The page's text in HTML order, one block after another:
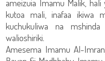
ameizuia Imamu Malik,
kutoa mali, inafaa ikiwa
kuchukuliwa na
walioshiriki.
Amesema Imamu Al-